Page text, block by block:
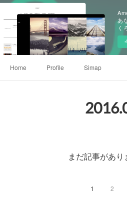
あ
く
Home Profile Simap
2016.
まだ記事があり
1 2